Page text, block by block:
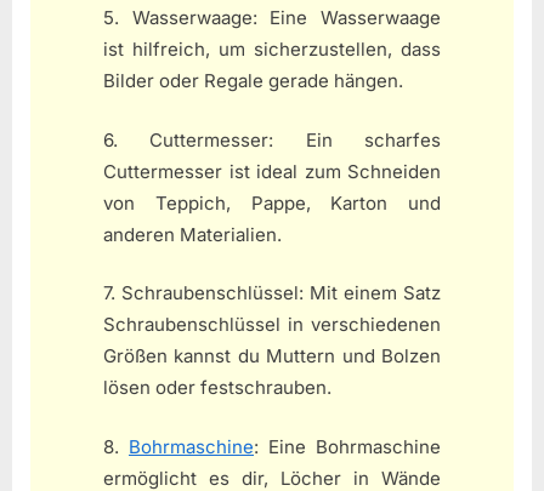
5. Wasserwaage: Eine Wasserwaage
ist hilfreich, um sicherzustellen, dass
Bilder oder Regale gerade hängen.
6. Cuttermesser: Ein scharfes
Cuttermesser ist ideal zum Schneiden
von Teppich, Pappe, Karton und
anderen Materialien.
7. Schraubenschlüssel: Mit einem Satz
Schraubenschlüssel in verschiedenen
Größen kannst du Muttern und Bolzen
lösen oder festschrauben.
8. Bohrmaschine: Eine Bohrmaschine
ermöglicht es dir, Löcher in Wände